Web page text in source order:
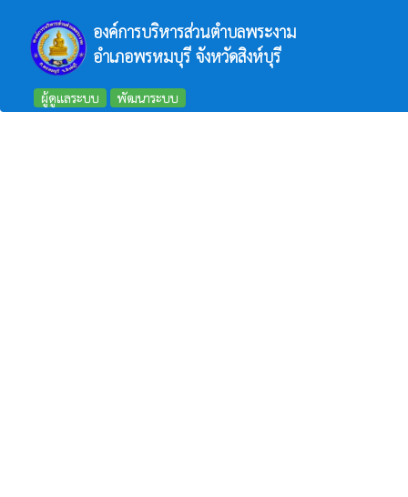
องค์การบริหารส่วนตำบลพระงาม
อำเภอพรหมบุรี จังหวัดสิงห์บุรี
ผู้ดูแลระบบ พัฒนาระบบ